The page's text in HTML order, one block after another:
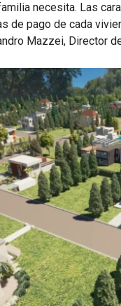
necesita. Las
de pago de cada
Mazzei, Director